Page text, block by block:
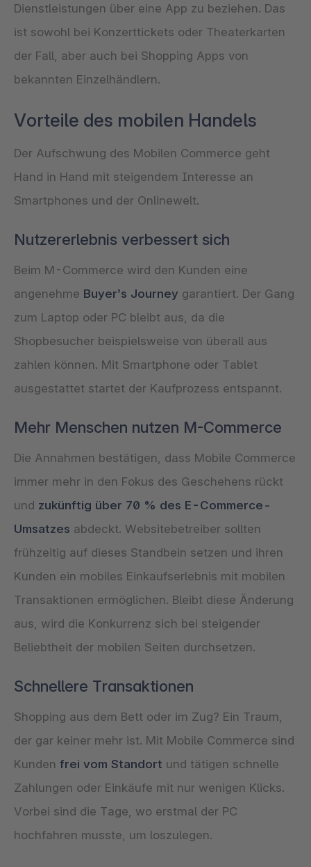
Dienstleistungen über eine App zu beziehen. Das
ist sowohl bei Konzerttickets oder Theaterkarten
der Fall, aber auch bei Shopping Apps von
bekannten Einzelhändlern.
Vorteile des mobilen Handels
Der Aufschwung des Mobilen Commerce geht
Hand in Hand mit steigendem Interesse an
Smartphones und der Onlinewelt.
Nutzererlebnis verbessert sich
Beim M-Commerce wird den Kunden eine
angenehme Buyer’s Journey garantiert. Der Gang
zum Laptop oder PC bleibt aus, da die
Shopbesucher beispielsweise von überall aus
zahlen können. Mit Smartphone oder Tablet
ausgestattet startet der Kaufprozess entspannt.
Mehr Menschen nutzen M-Commerce
Die Annahmen bestätigen, dass Mobile Commerce
immer mehr in den Fokus des Geschehens rückt
und zukünftig über 70 % des E-Commerce-
Umsatzes abdeckt. Websitebetreiber sollten
frühzeitig auf dieses Standbein setzen und ihren
Kunden ein mobiles Einkaufserlebnis mit mobilen
Transaktionen ermöglichen. Bleibt diese Änderung
aus, wird die Konkurrenz sich bei steigender
Beliebtheit der mobilen Seiten durchsetzen.
Schnellere Transaktionen
Shopping aus dem Bett oder im Zug? Ein Traum,
der gar keiner mehr ist. Mit Mobile Commerce sind
Kunden frei vom Standort und tätigen schnelle
Zahlungen oder Einkäufe mit nur wenigen Klicks.
Vorbei sind die Tage, wo erstmal der PC
hochfahren musste, um loszulegen.